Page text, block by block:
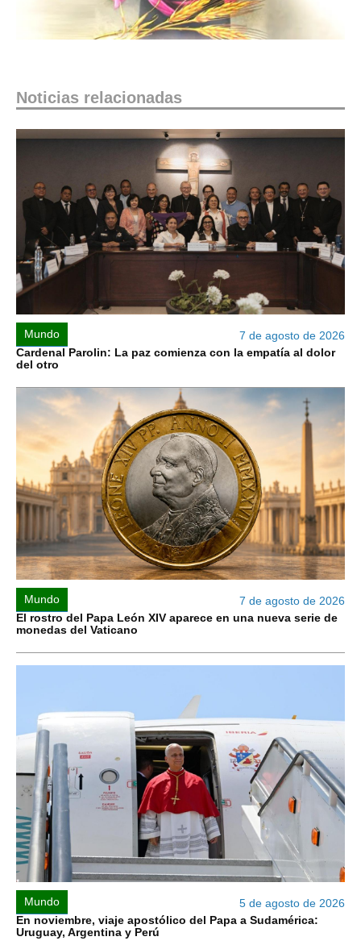
Noticias relacionadas
Mundo
7 de agosto de 2026
Cardenal Parolin: La paz comienza con la empatía al dolor
del otro
Mundo
7 de agosto de 2026
El rostro del Papa León XIV aparece en una nueva serie de
monedas del Vaticano
Mundo
5 de agosto de 2026
En noviembre, viaje apostólico del Papa a Sudamérica:
Uruguay, Argentina y Perú